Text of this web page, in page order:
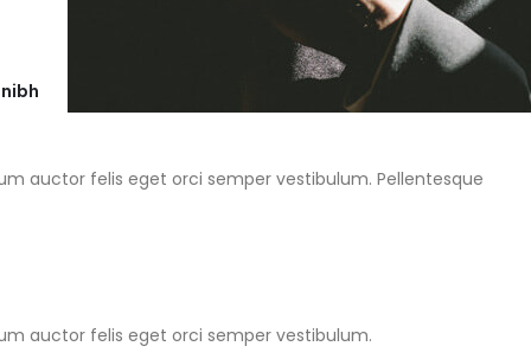
auctor felis eget orci semper vestibulum. Pellentesque
auctor felis eget orci semper vestibulum.